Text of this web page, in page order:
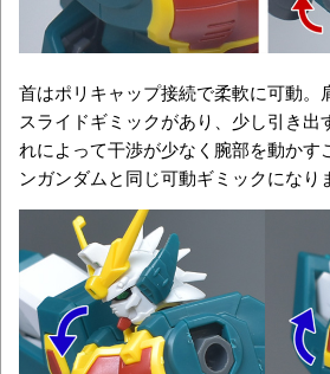
首はポリキャップ接続で柔軟に可動。
スライドギミックがあり、少し引き出
れによって干渉が少なく腕部を動かす
ンガンダムと同じ可動ギミックになり